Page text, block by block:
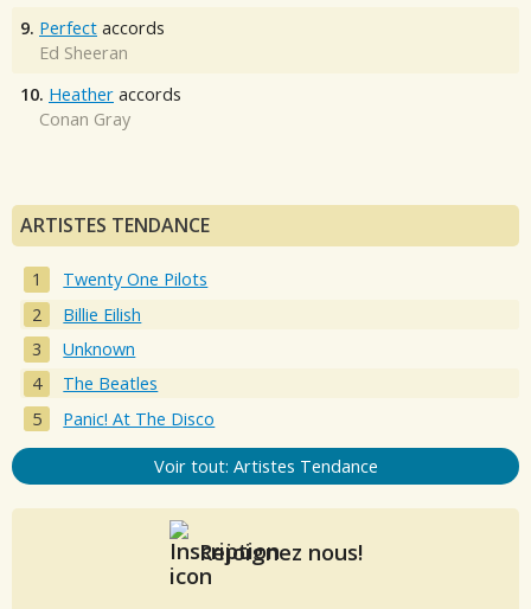
9. Perfect accords
Ed Sheeran
10. Heather accords
Conan Gray
ARTISTES TENDANCE
Twenty One Pilots
Billie Eilish
Unknown
The Beatles
Panic! At The Disco
Voir tout: Artistes Tendance
Rejoignez nous!